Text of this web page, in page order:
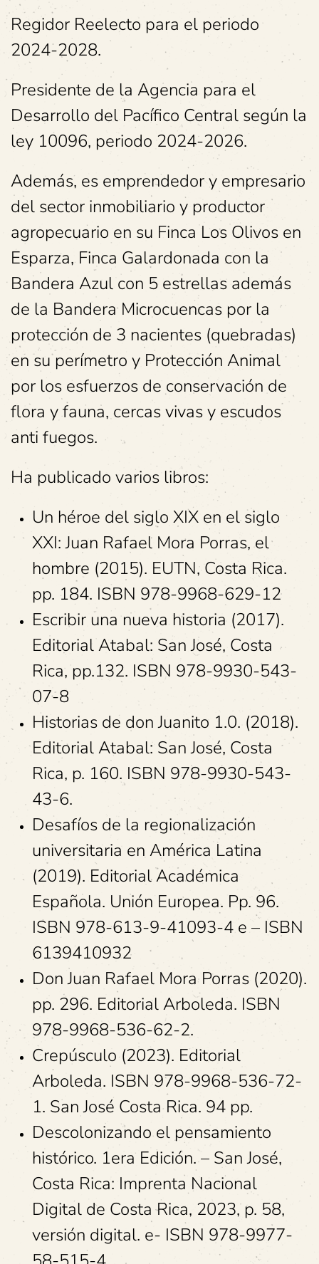
Regidor Reelecto para el periodo
2024-2028.
Presidente de la Agencia para el
Desarrollo del Pacífico Central según la
ley 10096, periodo 2024-2026.
Además, es emprendedor y empresario
del sector inmobiliario y productor
agropecuario en su Finca Los Olivos en
Esparza, Finca Galardonada con la
Bandera Azul con 5 estrellas además
de la Bandera Microcuencas por la
protección de 3 nacientes (quebradas)
en su perímetro y Protección Animal
por los esfuerzos de conservación de
flora y fauna, cercas vivas y escudos
anti fuegos.
Ha publicado varios libros:
Un héroe del siglo XIX en el siglo
XXI: Juan Rafael Mora Porras, el
hombre (2015). EUTN, Costa Rica.
pp. 184. ISBN 978-9968-629-12
Escribir una nueva historia (2017).
Editorial Atabal: San José, Costa
Rica, pp.132. ISBN 978-9930-543-
07-8
Historias de don Juanito 1.0. (2018).
Editorial Atabal: San José, Costa
Rica, p. 160. ISBN 978-9930-543-
43-6.
Desafíos de la regionalización
universitaria en América Latina
(2019). Editorial Académica
Española. Unión Europea. Pp. 96.
ISBN 978-613-9-41093-4 e – ISBN
6139410932
Don Juan Rafael Mora Porras (2020).
pp. 296. Editorial Arboleda. ISBN
978-9968-536-62-2.
Crepúsculo (2023). Editorial
Arboleda. ISBN 978-9968-536-72-
1. San José Costa Rica. 94 pp.
Descolonizando el pensamiento
histórico. 1era Edición. – San José,
Costa Rica: Imprenta Nacional
Digital de Costa Rica, 2023, p. 58,
versión digital. e- ISBN 978-9977-